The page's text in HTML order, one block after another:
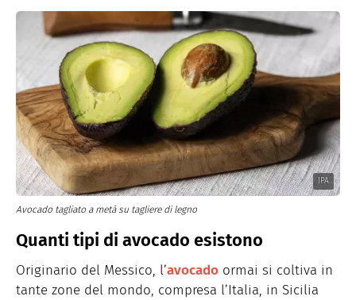
IPA
Avocado tagliato a metà su tagliere di legno
Quanti tipi di avocado esistono
Originario del Messico, l’avocado ormai si coltiva in
tante zone del mondo, compresa l’Italia, in Sicilia